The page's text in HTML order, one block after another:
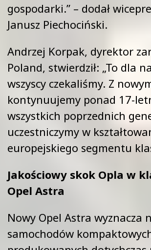
gospodarki.” – dodał
Janusz Piechociński.
Andrzej Korpak, dyrektor
Poland, stwierdził: „To dla
wszyscy czekaliśmy. Z
kontynuujemy ponad 17-
wszystkich poprzednich
uczestniczymy w
europejskiego segmentu
Jakościowy skok Opla w
Opel Astra
Nowy Opel Astra wyznacza
samochodów